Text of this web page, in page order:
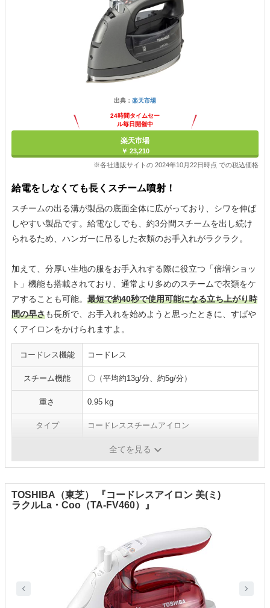
出典： 楽天市場
24時間タイムセー
ル毎日開催中
楽天市場
￥ 23,210
※各社通販サイトの 2024年10月22日時点 での税込価格
給電をしなくても長くスチーム噴射！
スチームの出る溝が製品の底面全体に広がっており、シワを伸ば
しやすい製品です。給電なしでも、約3分間スチームを出し続け
られるため、ハンガーに吊るした衣類のお手入れがラクラク。
加えて、分厚い生地の服をお手入れする際に役立つ「倍増ショッ
ト」機能も搭載されており、通常より多めのスチームで衣類をケ
アすることも可能。 最短で約40秒で使用可能になる立ち上がり時
間の早さも長所で、お手入れを始めようと思ったときに、すばや
くアイロンをかけられますよ。
コードレス機能 コードレス
スチーム機能 〇（平均約13g/分、約5g/分）
重さ 0.95 kg
タイプ コードレススチームアイロン
全てを見る
TOSHIBA（東芝） 『コードレスアイロン 美(ミ)
ラクルLa・Coo（TA-FV460）』